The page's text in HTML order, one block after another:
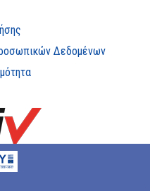
Δεδομένων